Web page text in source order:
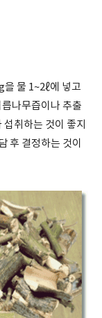
물 1~2ℓ에 넣고
나무즙이나 추출
취하는 것이 좋지
후 결정하는 것이